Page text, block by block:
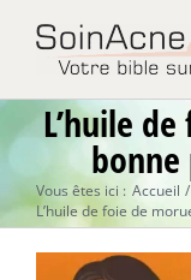
contenu
L’huile
bonne
Vous êtes ici : Accueil
L’huile de foie de